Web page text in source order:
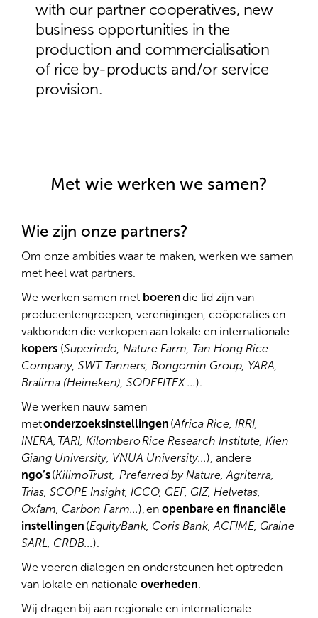
with our partner cooperatives, new
business opportunities in the
production and commercialisation
of rice by-products and/or service
provision.
Met wie werken we samen?
Wie zijn onze partners?
Om onze ambities waar te maken, werken we samen
met heel wat partners.
We werken samen met boerendie lid zijn van
producentengroepen, verenigingen, coöperaties en
vakbonden die verkopen aan lokale en internationale
kopers (Superindo, Nature Farm, Tan Hong Rice
Company, SWT Tanners, Bongomin Group, YARA,
Bralima (Heineken), SODEFITEX ...).
We werken nauw samen
metonderzoeksinstellingen (Africa Rice, IRRI,
INERA, TARI, Kilombero Rice Research Institute, Kien
Giang University, VNUA University...), andere
ngo’s(KilimoTrust, Preferred by Nature, Agriterra,
Trias, SCOPE Insight, ICCO, GEF, GIZ, Helvetas,
Oxfam, Carbon Farm...), en openbare en financiële
instellingen (EquityBank, Coris Bank, ACFIME, Graine
SARL, CRDB...).
We voeren dialogen en ondersteunen het optreden
van lokale en nationale overheden. ​
Wij dragen bij aan regionale en internationale